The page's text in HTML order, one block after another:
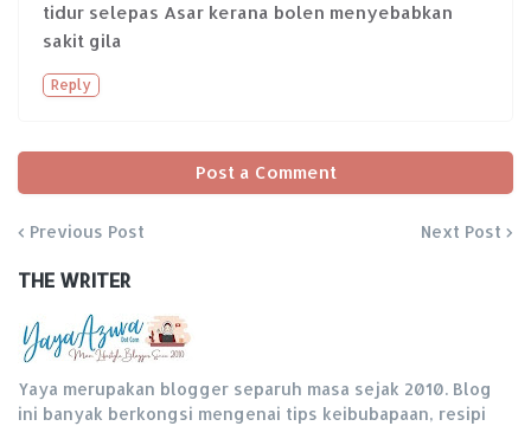
tidur selepas Asar kerana bolen menyebabkan
sakit gila
Reply
Post a Comment
Previous Post Next Post
THE WRITER
Yaya merupakan blogger separuh masa sejak 2010. Blog
ini banyak berkongsi mengenai tips keibubapaan, resipi